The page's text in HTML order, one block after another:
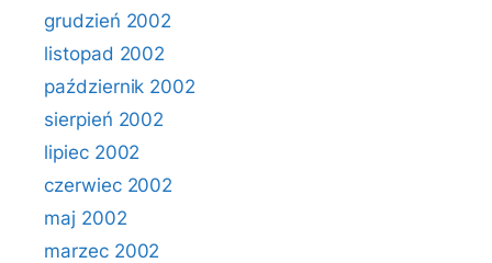
grudzień 2002
listopad 2002
październik 2002
sierpień 2002
lipiec 2002
czerwiec 2002
maj 2002
marzec 2002